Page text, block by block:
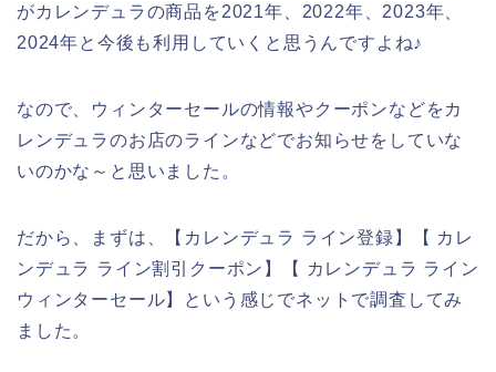
がカレンデュラの商品を2021年、2022年、2023年、
2024年と今後も利用していくと思うんですよね♪
なので、ウィンターセールの情報やクーポンなどをカ
レンデュラのお店のラインなどでお知らせをしていな
いのかな～と思いました。
だから、まずは、【カレンデュラ ライン登録】【 カレ
ンデュラ ライン割引クーポン】【 カレンデュラ ライン
ウィンターセール】という感じでネットで調査してみ
ました。